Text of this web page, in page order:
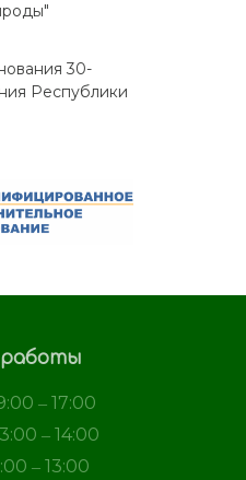
30-
Республики
‒ 17:00
‒ 14:00
‒ 13:00